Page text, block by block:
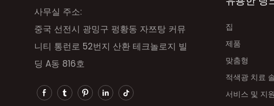
사무실 주소:
중국 선전시 광밍구 펑황동 자쯔탕 커뮤
니티 통런로 52번지 산환 테크놀로지 빌
딩 A동 816호
집
제품
맞춤형
적색광 치료
서비스 및 지원